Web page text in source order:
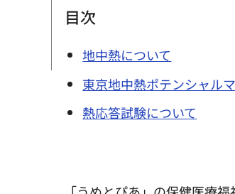
目次
地中熱について
東京地中熱ポテンシャル
熱応答試験について